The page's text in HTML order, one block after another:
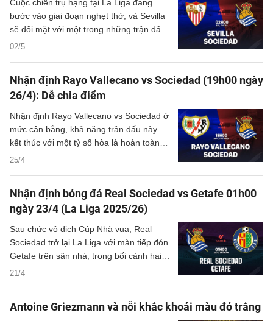
02/5
Cuộc chiến trụ hạng tại La Liga đang
bước vào giai đoạn nghẹt thở, và Sevilla
sẽ đối mặt với một trong những trận đấu
quan trọng nhất mùa giải khi tiếp đón
Nhận định Rayo Vallecano vs Sociedad (19h00 ngày
26/4): Dễ chia điểm
25/4
Nhận định Rayo Vallecano vs Sociedad ở
mức cân bằng, khả năng trận đấu này
kết thúc với một tỷ số hòa là hoàn toàn
có thể xảy ra.
Nhận định bóng đá Real Sociedad vs Getafe 01h00
ngày 23/4 (La Liga 2025/26)
21/4
Sau chức vô địch Cúp Nhà vua, Real
Sociedad trở lại La Liga với màn tiếp đón
Getafe trên sân nhà, trong bối cảnh hai
đội đang cạnh tranh trực tiếp cho suất dự
Antoine Griezmann và nỗi khắc khoải màu đỏ trắng